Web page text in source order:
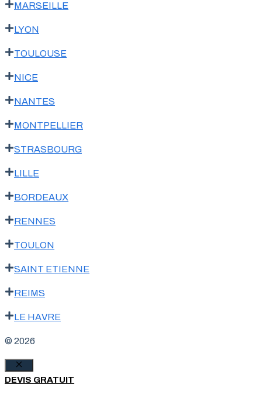
MARSEILLE
LYON
TOULOUSE
NICE
NANTES
MONTPELLIER
STRASBOURG
LILLE
BORDEAUX
RENNES
TOULON
SAINT ETIENNE
REIMS
LE HAVRE
© 2026
Fermer
DEVIS GRATUIT